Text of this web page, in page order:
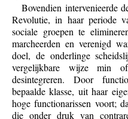
Bovendien intervenieerde
Revolutie, in haar periode
sociale groepen te
marcheerden en verenigd
doel, de onderlinge
vergelijkbare wijze min
desintegreren. Door
bepaalde klasse, uit haar
hoge functionarissen voort;
die onder druk van